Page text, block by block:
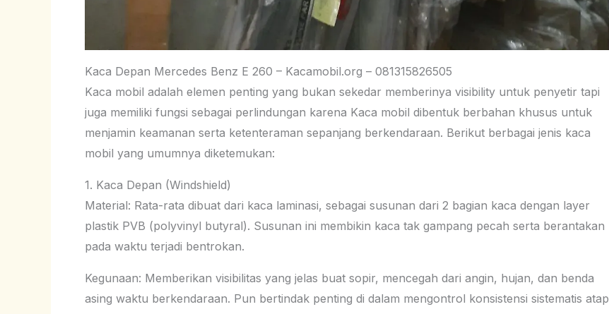
Kaca Depan Mercedes Benz E 260 – Kacamobil.org – 081315826505
Kaca mobil adalah elemen penting yang bukan sekedar memberinya visibility untuk penyetir tapi
juga memiliki fungsi sebagai perlindungan karena Kaca mobil dibentuk berbahan khusus untuk
menjamin keamanan serta ketenteraman sepanjang berkendaraan. Berikut berbagai jenis kaca
mobil yang umumnya diketemukan:
1. Kaca Depan (Windshield)
Material: Rata-rata dibuat dari kaca laminasi, sebagai susunan dari 2 bagian kaca dengan layer
plastik PVB (polyvinyl butyral). Susunan ini membikin kaca tak gampang pecah serta berantakan
pada waktu terjadi bentrokan.
Kegunaan: Memberikan visibilitas yang jelas buat sopir, mencegah dari angin, hujan, dan benda
asing waktu berkendaraan. Pun bertindak penting di dalam mengontrol konsistensi sistematis atap